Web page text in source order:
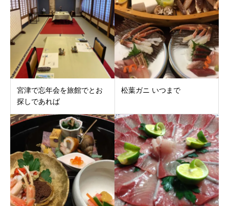
宮津で忘年会を旅館でとお
探しであれば
松葉ガニ いつまで